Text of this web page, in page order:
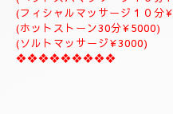
９０分￥25000
１２０分¥30000⇒¥28000
１５０分¥35000⇒¥32000
❖❖❖❖❖❖❖❖❖